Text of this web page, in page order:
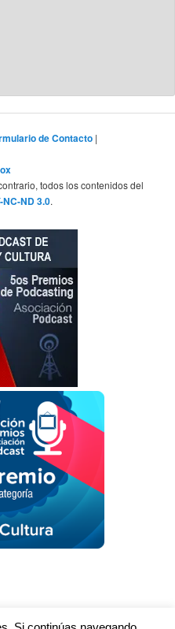
de Contacto |
todos los contenidos del
NC-ND 3.0.
a WordPress